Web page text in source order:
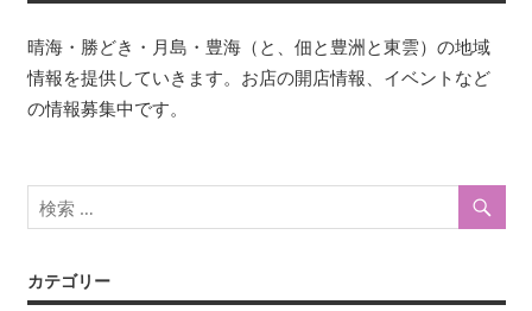
晴海・勝どき・月島・豊海（と、佃と豊洲と東雲）の地域
情報を提供していきます。お店の開店情報、イベントなど
の情報募集中です。
カテゴリー